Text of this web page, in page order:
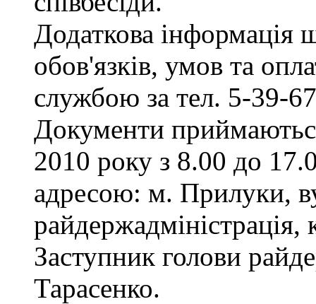
Додаткова інформація
обов'язків, умов та
службою за тел. 5-39-
Документи
2010 року з 8.00 до
адресою: м. Прилуки,
Заступник голови
Тарасенко.